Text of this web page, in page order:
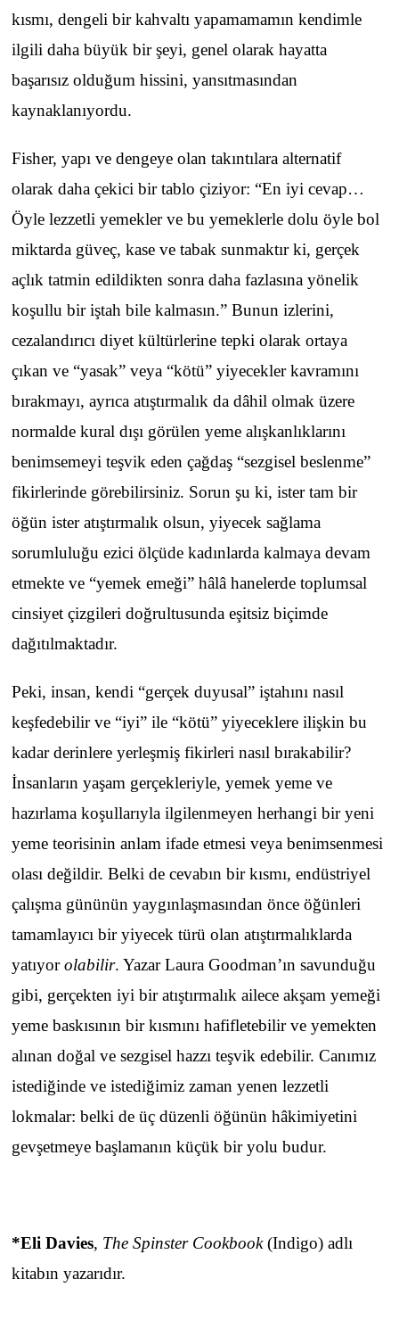
kısmı, dengeli bir kahvaltı yapamamamın kendimle
ilgili daha büyük bir şeyi, genel olarak hayatta
başarısız olduğum hissini, yansıtmasından
kaynaklanıyordu.
Fisher, yapı ve dengeye olan takıntılara alternatif
olarak daha çekici bir tablo çiziyor: “En iyi cevap…
Öyle lezzetli yemekler ve bu yemeklerle dolu öyle bol
miktarda güveç, kase ve tabak sunmaktır ki, gerçek
açlık tatmin edildikten sonra daha fazlasına yönelik
koşullu bir iştah bile kalmasın.” Bunun izlerini,
cezalandırıcı diyet kültürlerine tepki olarak ortaya
çıkan ve “yasak” veya “kötü” yiyecekler kavramını
bırakmayı, ayrıca atıştırmalık da dâhil olmak üzere
normalde kural dışı görülen yeme alışkanlıklarını
benimsemeyi teşvik eden çağdaş “sezgisel beslenme”
fikirlerinde görebilirsiniz. Sorun şu ki, ister tam bir
öğün ister atıştırmalık olsun, yiyecek sağlama
sorumluluğu ezici ölçüde kadınlarda kalmaya devam
etmekte ve “yemek emeği” hâlâ hanelerde toplumsal
cinsiyet çizgileri doğrultusunda eşitsiz biçimde
dağıtılmaktadır.
Peki, insan, kendi “gerçek duyusal” iştahını nasıl
keşfedebilir ve “iyi” ile “kötü” yiyeceklere ilişkin bu
kadar derinlere yerleşmiş fikirleri nasıl bırakabilir?
İnsanların yaşam gerçekleriyle, yemek yeme ve
hazırlama koşullarıyla ilgilenmeyen herhangi bir yeni
yeme teorisinin anlam ifade etmesi veya benimsenmesi
olası değildir. Belki de cevabın bir kısmı, endüstriyel
çalışma gününün yaygınlaşmasından önce öğünleri
tamamlayıcı bir yiyecek türü olan atıştırmalıklarda
yatıyorolabilir. Yazar Laura Goodman’ın savunduğu
gibi, gerçekten iyi bir atıştırmalık ailece akşam yemeği
yeme baskısının bir kısmını hafifletebilir ve yemekten
alınan doğal ve sezgisel hazzı teşvik edebilir. Canımız
istediğinde ve istediğimiz zaman yenen lezzetli
lokmalar: belki de üç düzenli öğünün hâkimiyetini
gevşetmeye başlamanın küçük bir yolu budur.
*Eli Davies, The Spinster Cookbook(Indigo) adlı
kitabın yazarıdır.